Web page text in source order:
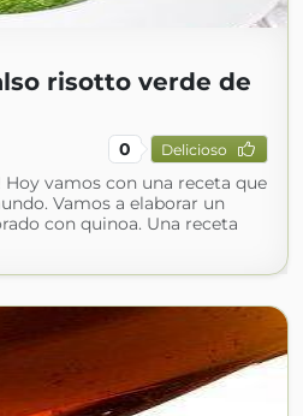
risotto verde de
0 Delicioso
vamos con una receta que
Vamos a elaborar un
con quinoa. Una receta